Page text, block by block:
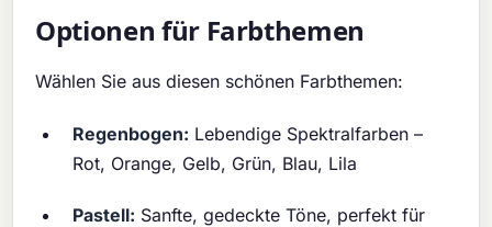
Optionen für Farbthemen
Wählen Sie aus diesen schönen Farbthemen:
Regenbogen: Lebendige Spektralfarben –
Rot, Orange, Gelb, Grün, Blau, Lila
Pastell: Sanfte, gedeckte Töne, perfekt für